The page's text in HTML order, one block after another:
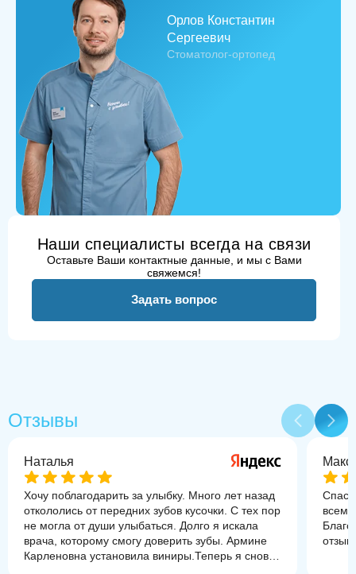
Орлов Константин
Сергеевич
Стоматолог-ортопед
Наши специалисты всегда на связи
Оставьте Ваши контактные данные, и мы с Вами
свяжемся!
Задать вопрос
Отзывы
Наталья
Хочу поблагодарить за улыбку. Много лет назад
откололись от передних зубов кусочки. С тех пор
не могла от души улыбаться. Долго я искала
врача, которому смогу доверить зубы. Армине
Карленовна установила виниры.Теперь я снова
всем